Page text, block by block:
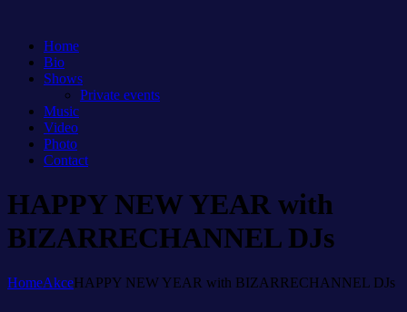
Home
Bio
Shows
Private events
Music
Video
Photo
Contact
HAPPY NEW YEAR with
BIZARRECHANNEL DJs
HomeAkceHAPPY NEW YEAR with BIZARRECHANNEL DJs